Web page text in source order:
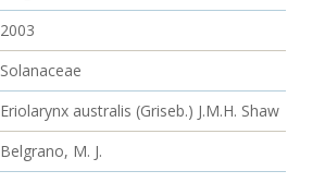
2003
Solanaceae
Eriolarynx australis (Griseb.) J.M.H. Shaw
Belgrano, M. J.